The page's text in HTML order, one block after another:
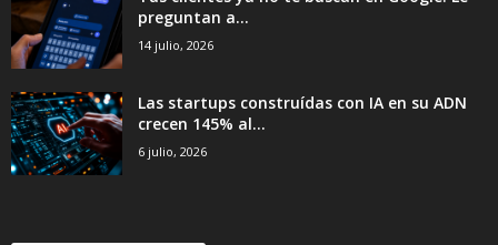
preguntan a...
14 julio, 2026
Las startups construídas con IA en su ADN
crecen 145% al...
6 julio, 2026